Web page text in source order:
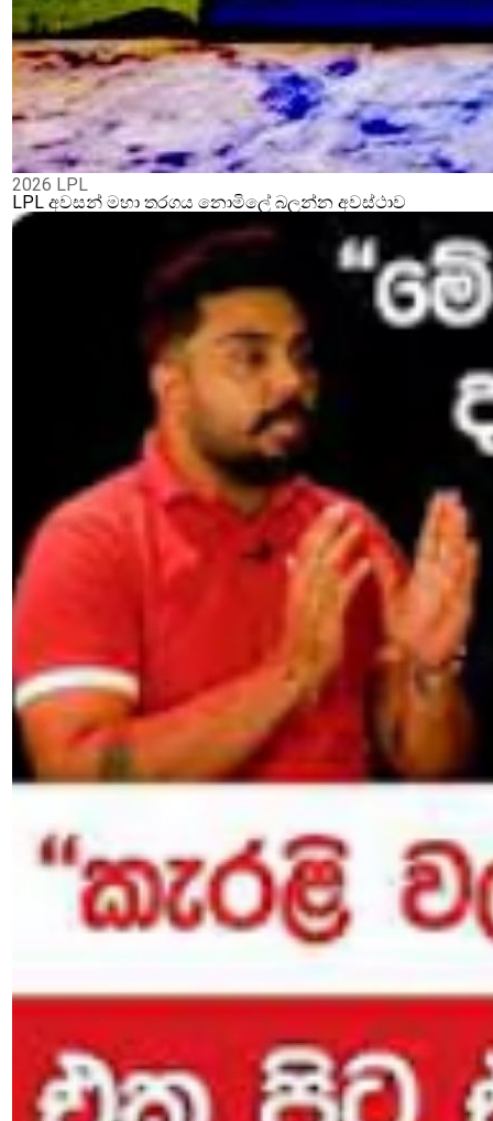
2026 LPL
LPL අවසන් මහා තරගය නොමිලේ බලන්න අවස්ථාව